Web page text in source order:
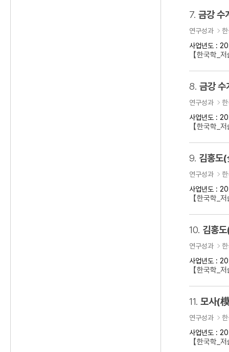
7. 금강 수
연구성과
사업년도 :
【한국학_
8. 금강 수
연구성과
사업년도 :
【한국학
9. 김홍도
연구성과
사업년도 :
【한국학_
10. 김홍
연구성과
사업년도 :
【한국학_
11. 모사(
연구성과
사업년도 :
【한국학_